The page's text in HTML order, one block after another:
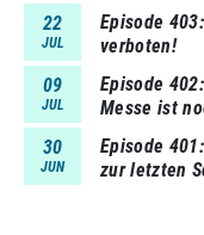
22
JUL
Episode 403
verboten!
09
JUL
Episode 402
Messe ist
30
JUN
Episode 401
zur letzten